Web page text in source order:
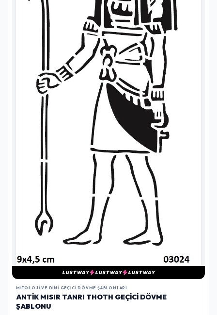
LUSTWAY LUSTWAY LUSTWAY
MITOLOJI VE DINI GEÇICI DÖVME ŞABLONLARI
ANTIK MISIR TANRI THOTH GEÇICI DÖVME
ŞABLONU